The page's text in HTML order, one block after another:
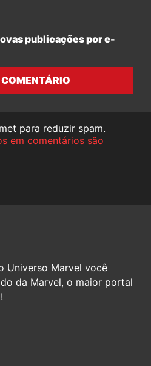
publicações por e-
para reduzir spam.
em comentários são
Universo Marvel você
da Marvel, o maior portal